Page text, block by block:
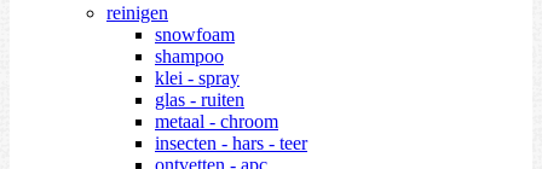
reinigen
snowfoam
shampoo
klei - spray
glas - ruiten
metaal - chroom
insecten - hars - teer
ontvetten - apc